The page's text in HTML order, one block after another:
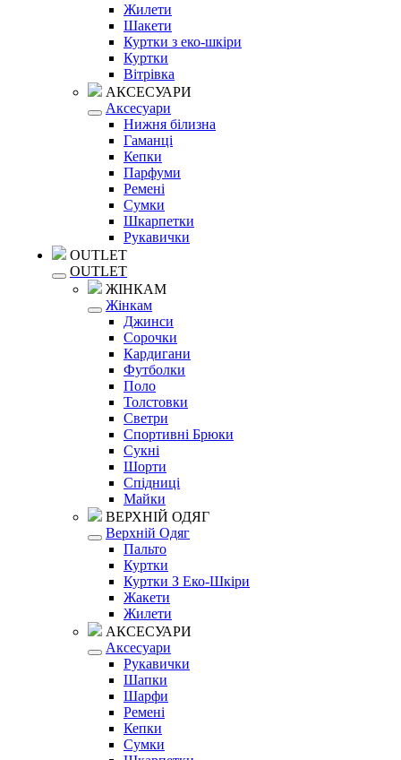
Жилети
Шакети
Куртки з еко-шкіри
Куртки
Вітрівка
АКСЕСУАРИ
Аксесуари
Нижня білизна
Гаманці
Кепки
Парфуми
Ремені
Сумки
Шкарпетки
Рукавички
OUTLET
OUTLET
ЖІНКАМ
Жінкам
Джинси
Сорочки
Кардигани
Футболки
Поло
Толстовки
Светри
Спортивні Брюки
Сукні
Шорти
Спідниці
Майки
ВЕРХНІЙ ОДЯГ
Верхній Одяг
Пальто
Куртки
Куртки З Еко-Шкіри
Жакети
Жилети
АКСЕСУАРИ
Аксесуари
Рукавички
Шапки
Шарфи
Ремені
Кепки
Сумки